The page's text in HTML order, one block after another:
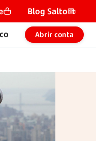
Blog Salto
Abrir conta